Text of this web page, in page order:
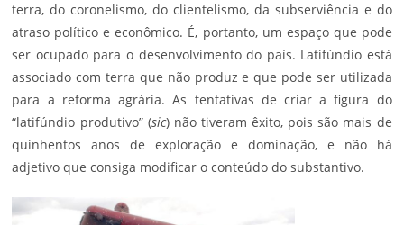
terra, do coronelismo, do clientelismo, da subserviência e do
atraso político e econômico. É, portanto, um espaço que pode
ser ocupado para o desenvolvimento do país. Latifúndio está
associado com terra que não produz e que pode ser utilizada
para a reforma agrária. As tentativas de criar a figura do
“latifúndio produtivo” (sic) não tiveram êxito, pois são mais de
quinhentos anos de exploração e dominação, e não há
adjetivo que consiga modificar o conteúdo do substantivo.